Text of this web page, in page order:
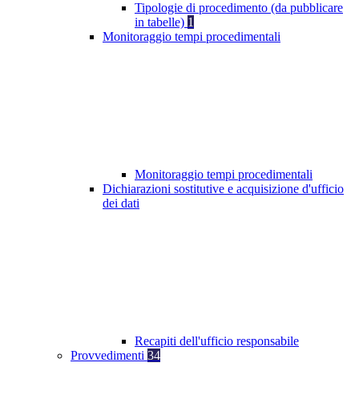
Tipologie di procedimento (da pubblicare
in tabelle) 1
Monitoraggio tempi procedimentali
Monitoraggio tempi procedimentali
Dichiarazioni sostitutive e acquisizione d'ufficio
dei dati
Recapiti dell'ufficio responsabile
Provvedimenti 34